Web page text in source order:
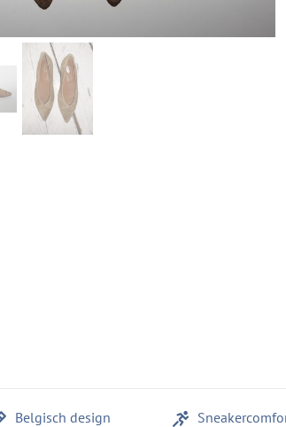
Belgisch design